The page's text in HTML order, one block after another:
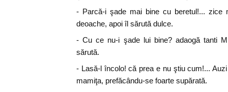
- Parcă-i şade mai bine cu beretul!... zice
deoache, apoi îl sărută dulce.
- Cu ce nu-i şade lui bine? adaogă tanti
sărută.
- Lasă-l încolo! că prea e nu ştiu cum!...
mamiţa, prefăcându-se foarte supărată.